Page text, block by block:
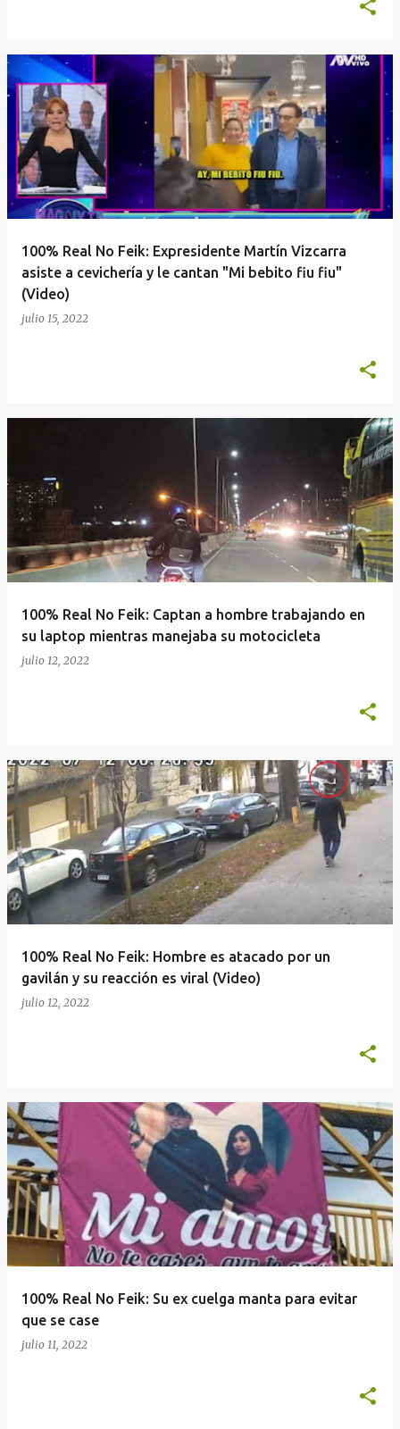
100% Real No Feik: Expresidente Martín Vizcarra
asiste a cevichería y le cantan "Mi bebito fiu fiu"
(Video)
julio 15, 2022
100% Real No Feik: Captan a hombre trabajando en
su laptop mientras manejaba su motocicleta
julio 12, 2022
100% Real No Feik: Hombre es atacado por un
gavilán y su reacción es viral (Video)
julio 12, 2022
100% Real No Feik: Su ex cuelga manta para evitar
que se case
julio 11, 2022